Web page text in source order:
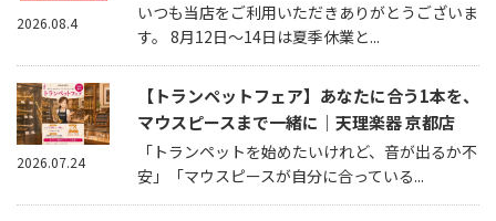
いつも当店をご利用いただきありがとうございま
す。 8月12日～14日は夏季休業と...
2026.08.4
【トランペットフェア】あなたに合う1本を、
マウスピースまで一緒に｜天理楽器 京都店
「トランペットを始めたいけれど、音が出るか不
安」「マウスピースが自分に合っている...
2026.07.24